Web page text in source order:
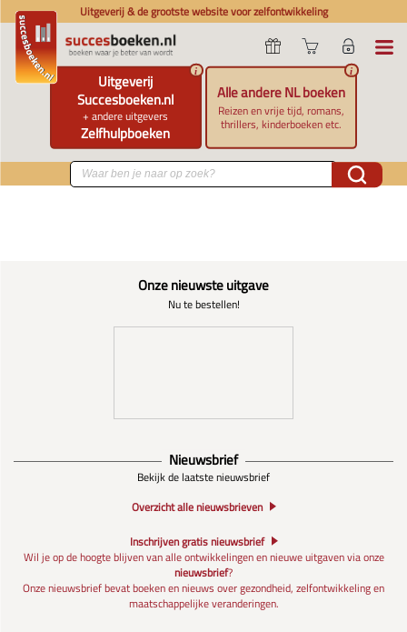
Uitgeverij & de grootste website voor zelfontwikkeling
Uitgeverij
Succesboeken.nl
+ andere uitgevers
Zelfhulpboeken
i
Alle andere NL boeken
Reizen en vrije tijd, romans,
thrillers, kinderboeken etc.
i
Onze nieuwste uitgave
Nu te bestellen!
Nieuwsbrief
Bekijk de laatste nieuwsbrief
Overzicht alle nieuwsbrieven
Inschrijven gratis nieuwsbrief
Wil je op de hoogte blijven van alle ontwikkelingen en nieuwe uitgaven via onze
nieuwsbrief?
Onze nieuwsbrief bevat boeken en nieuws over gezondheid, zelfontwikkeling en
maatschappelijke veranderingen.